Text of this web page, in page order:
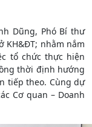
Dũng, Phó Bí thư
KH&ĐT; nhằm nắm
tổ chức thực hiện
thời định hướng
tiếp theo. Cùng dự
Cơ quan – Doanh